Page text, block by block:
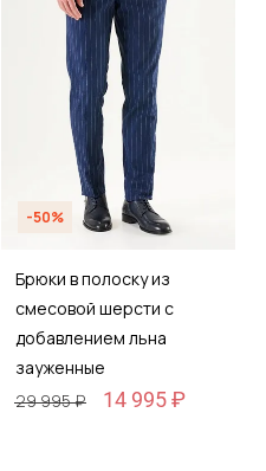
-50%
Брюки в полоску из
смесовой шерсти с
добавлением льна
зауженные
29 995 ₽
14 995 ₽